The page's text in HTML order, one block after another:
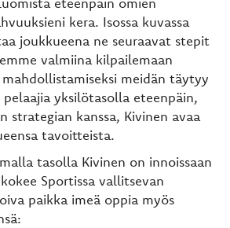
kera. Isossa kuvassa
joukkueena ne seuraavat stepit
valmiina kilpailemaan
meidän täytyy
yksilötasolla eteenpäin,
strategian kanssa, Kivinen avaa
tavoitteista.
tasolla Kivinen on innoissaan
Sportissa vallitsevan
paikka imeä oppia myös